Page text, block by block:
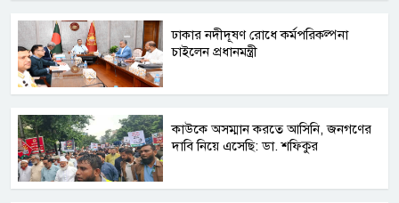
ঢাকার নদীদূষণ রোধে কর্মপরিকল্পনা
চাইলেন প্রধানমন্ত্রী
কাউকে অসম্মান করতে আসিনি, জনগণের
দাবি নিয়ে এসেছি: ডা. শফিকুর